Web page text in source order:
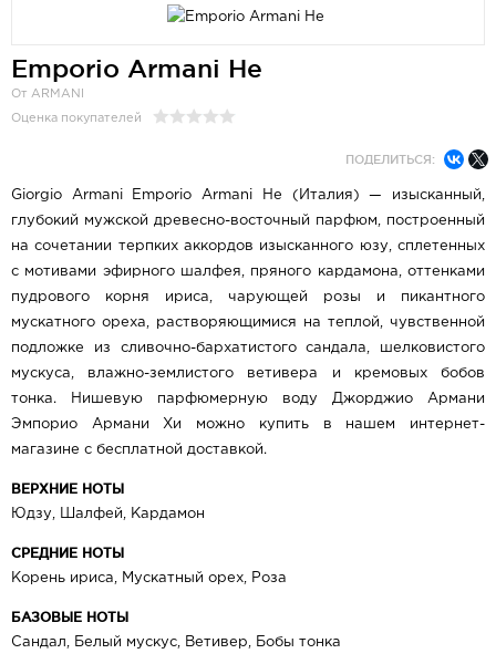
Emporio Armani He
От ARMANI
Оценка покупателей
ПОДЕЛИТЬСЯ:
Giorgio Armani Emporio Armani He (Италия) — изысканный,
глубокий мужской древесно-восточный парфюм, построенный
на сочетании терпких аккордов изысканного юзу, сплетенных
с мотивами эфирного шалфея, пряного кардамона, оттенками
пудрового корня ириса, чарующей розы и пикантного
мускатного ореха, растворяющимися на теплой, чувственной
подложке из сливочно-бархатистого сандала, шелковистого
мускуса, влажно-землистого ветивера и кремовых бобов
тонка. Нишевую парфюмерную воду Джорджио Армани
Эмпорио Армани Хи можно купить в нашем интернет-
магазине с бесплатной доставкой.
ВЕРХНИЕ НОТЫ
Юдзу, Шалфей, Кардамон
СРЕДНИЕ НОТЫ
Корень ириса, Мускатный орех, Роза
БАЗОВЫЕ НОТЫ
Сандал, Белый мускус, Ветивер, Бобы тонка